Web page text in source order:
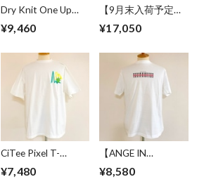
Dry Knit One Up
Collar S/S Shirts
Gray
¥9,460
【9月末入荷予定】
Sweat Wide Easy
Pants Black
¥17,050
CiTee Pixel T-
shirts White
¥7,480
【ANGE IN
DISGUISE】 Print T-
shirts #BRITISH
¥8,580